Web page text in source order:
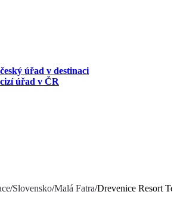
úřad v destinaci
úřad v ČR
/Slovensko/Malá Fatra/Drevenice Resort